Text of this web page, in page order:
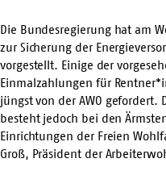
Die Bundesregierung hat am
zur Sicherung der
vorgestellt. Einige der
Einmalzahlungen für
jüngst von der AWO gefordert.
besteht jedoch bei den
Einrichtungen der Freien
Groß, Präsident der